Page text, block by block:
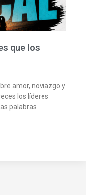
que los
amor, noviazgo y
los líderes
palabras